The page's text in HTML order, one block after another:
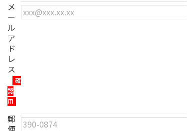
メ
ー
ル
ア
ド
レ
ス
確
認
用
郵